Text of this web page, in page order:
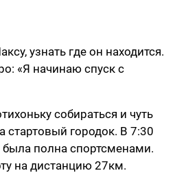
узнать где он находится.
«Я начинаю спуск с
собираться и чуть
стартовый городок. В 7:30
полна спортсменами.
на дистанцию 27км.